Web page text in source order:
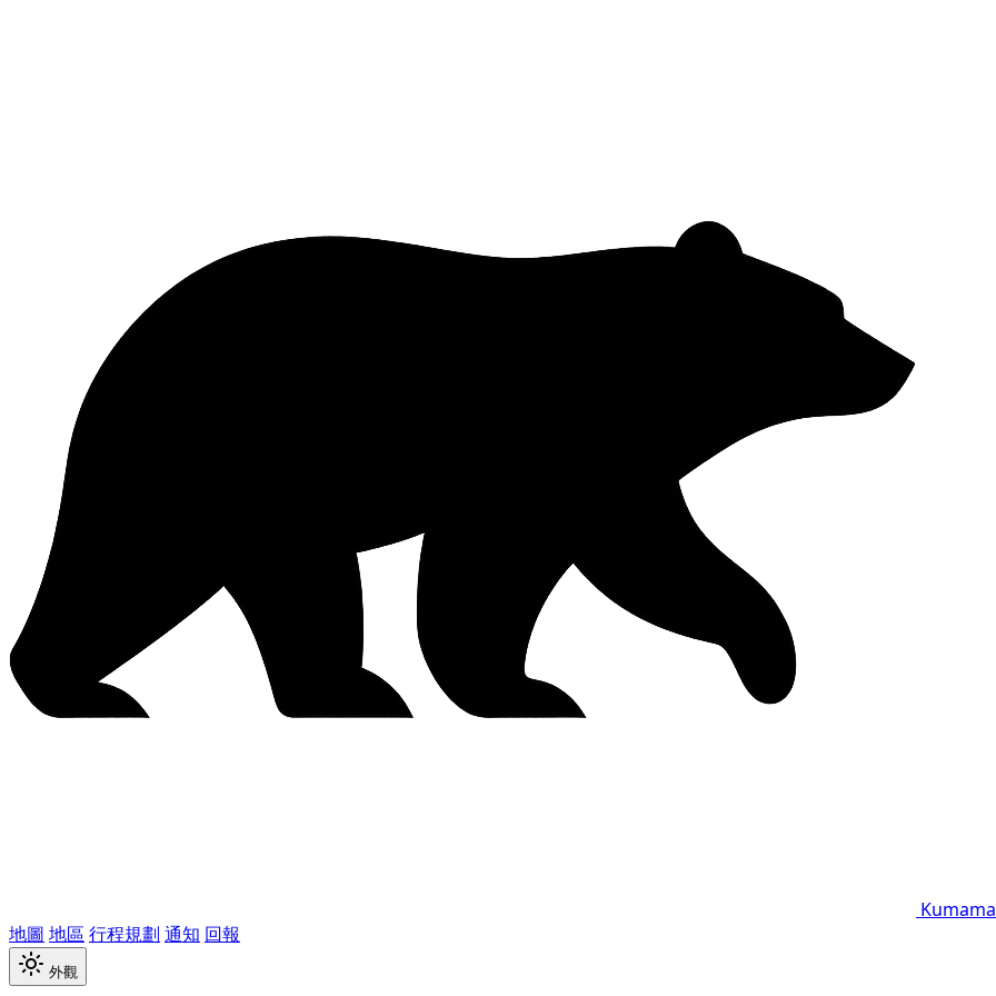
地圖 地區 行程規劃 通知 回報
外觀